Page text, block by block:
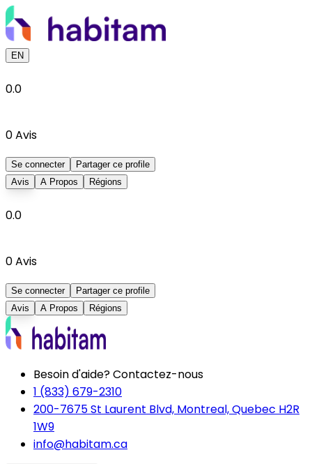
EN
0.0
0Avis
Se connecter
Partager ce profile
Avis
A Propos Régions
0.0
0Avis
Se connecter
Partager ce profile
Avis
A Propos Régions
Besoin d'aide? Contactez-nous
1 (833) 679-2310
200-7675 St Laurent Blvd, Montreal, Quebec H2R
1W9
info@habitam.ca